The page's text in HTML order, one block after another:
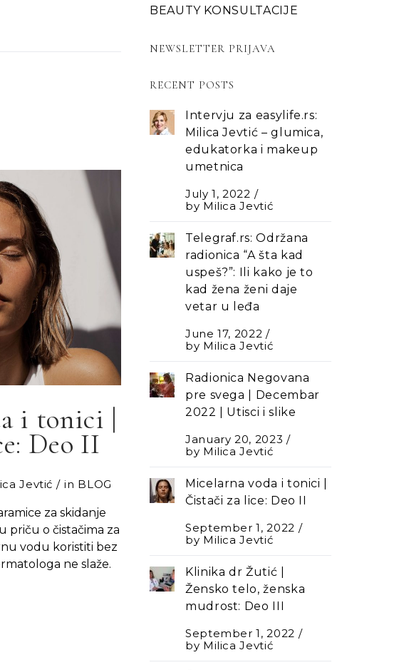
i tonici |
Deo II
Jevtić in BLOG
za skidanje
priču o čistačima za
vodu koristiti bez
ne slaže.
BEAUTY KONSULTACIJE
NEWSLETTER PRIJAVA
RECENT POSTS
Intervju za easylife.rs:
Milica Jevtić – glumica,
edukatorka i makeup
umetnica
July 1, 2022
by Milica Jevtić
Telegraf.rs: Održana
radionica “A šta kad
uspeš?”: Ili kako je to
kad žena ženi daje
vetar u leđa
June 17, 2022
by Milica Jevtić
Radionica Negovana
pre svega | Decembar
2022 | Utisci i slike
January 20, 2023
by Milica Jevtić
Micelarna voda i tonici |
Čistači za lice: Deo II
September 1, 2022
by Milica Jevtić
Klinika dr Žutić |
Žensko telo, ženska
mudrost: Deo III
September 1, 2022
by Milica Jevtić